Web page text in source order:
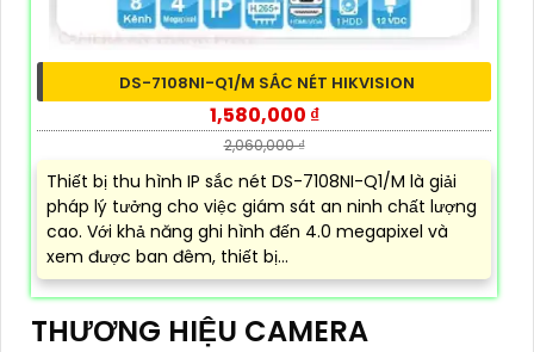
DS-7108NI-Q1/M SẮC NÉT HIKVISION
1,580,000 ₫
2,060,000 ₫
Thiết bị thu hình IP sắc nét DS-7108NI-Q1/M là giải
pháp lý tưởng cho việc giám sát an ninh chất lượng
cao. Với khả năng ghi hình đến 4.0 megapixel và
xem được ban đêm, thiết bị...
THƯƠNG HIỆU CAMERA